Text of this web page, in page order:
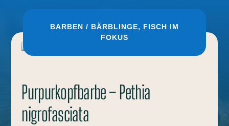
BARBEN / BÄRBLINGE, FISCH IM
FOKUS
Purpurkopfbarbe – Pethia
nigrofasciata